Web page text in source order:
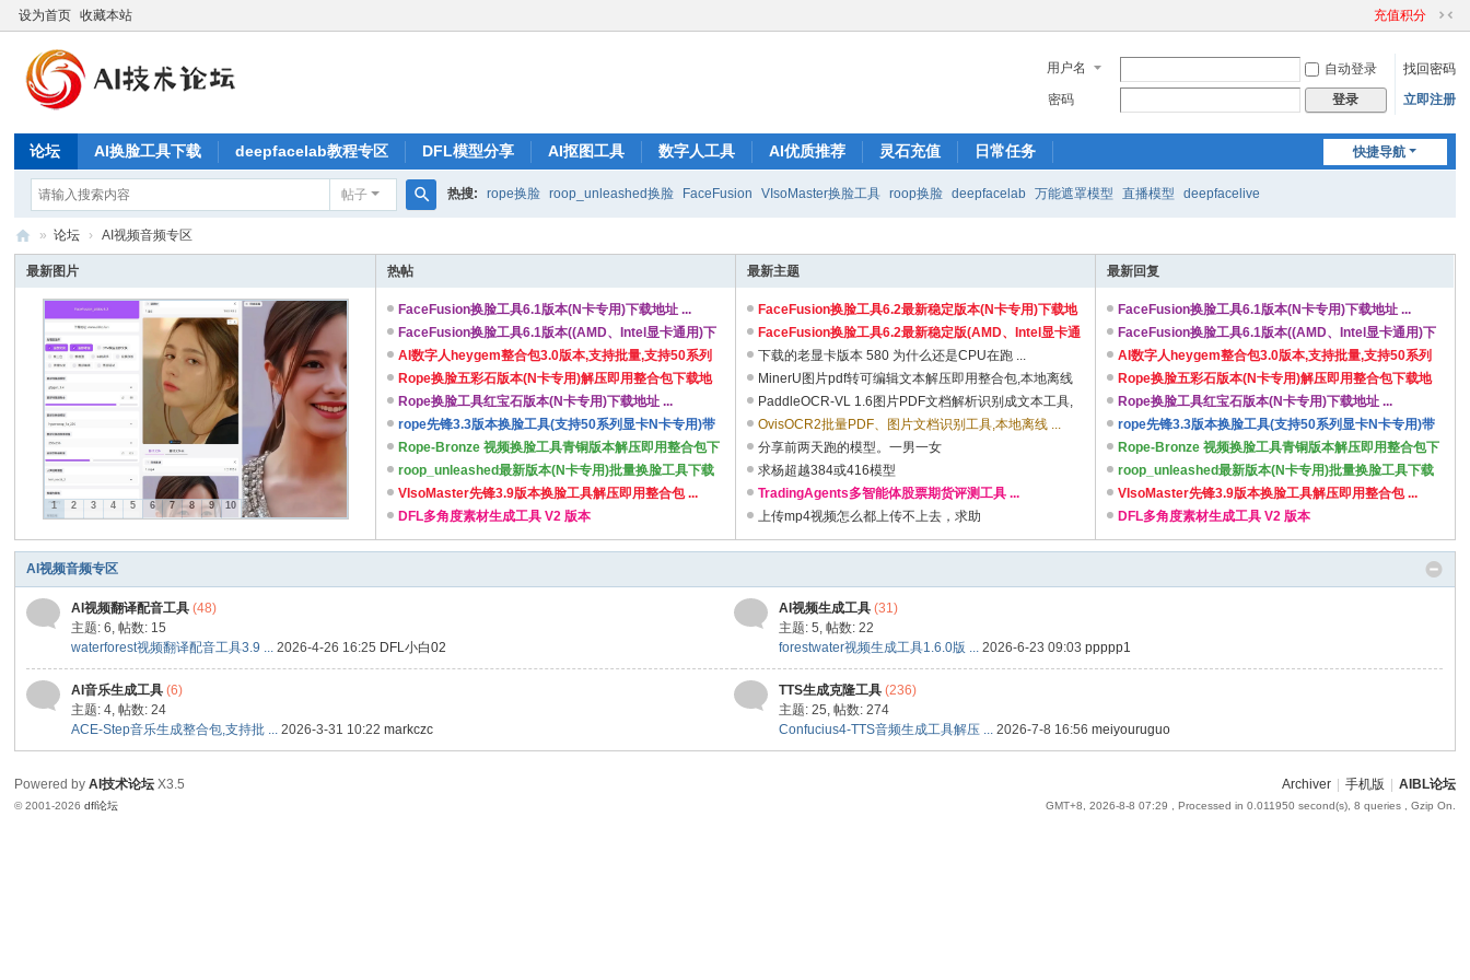
设为首页 收藏本站 充值积分
切
到
窄
用户名 自动登录
找回密码
密码
登录 立即注册
快捷导航
论坛 AI换脸工具下载 deepfacelab教程专区 DFL模型分享 AI抠图工具 数字人工具 AI优质推荐 灵石充值 日常任务
帖子
索
热搜: rope换脸 roop_unleashed换脸 FaceFusion VIsoMaster换脸工具 roop换脸 deepfacelab 万能遮罩模型 直播模型 deepfacelive
A
» 论坛 › AI视频音频专区
最新图片
1 2 3 4 5 6 7 8 9 10
热帖
FaceFusion换脸工具6.1版本(N卡专用)下载地址 ...
FaceFusion换脸工具6.1版本((AMD、Intel显卡通用)下
... AI数字人heygem整合包3.0版本,支持批量,支持50系列
... Rope换脸五彩石版本(N卡专用)解压即用整合包下载地
... Rope换脸工具红宝石版本(N卡专用)下载地址 ...
rope先锋3.3版本换脸工具(支持50系列显卡N卡专用)带
... Rope-Bronze 视频换脸工具青铜版本解压即用整合包下
... roop_unleashed最新版本(N卡专用)批量换脸工具下载
... VIsoMaster先锋3.9版本换脸工具解压即用整合包 ...
DFL多角度素材生成工具 V2 版本
最新主题
FaceFusion换脸工具6.2最新稳定版本(N卡专用)下载地
... FaceFusion换脸工具6.2最新稳定版(AMD、Intel显卡通
... 下载的老显卡版本 580 为什么还是CPU在跑 ...
MinerU图片pdf转可编辑文本解压即用整合包,本地离线
... PaddleOCR-VL 1.6图片PDF文档解析识别成文本工具,
本 ...OvisOCR2批量PDF、图片文档识别工具,本地离线 ...
分享前两天跑的模型。一男一女
求杨超越384或416模型
TradingAgents多智能体股票期货评测工具 ...
上传mp4视频怎么都上传不上去，求助
最新回复
FaceFusion换脸工具6.1版本(N卡专用)下载地址 ...
FaceFusion换脸工具6.1版本((AMD、Intel显卡通用)下
... AI数字人heygem整合包3.0版本,支持批量,支持50系列
... Rope换脸五彩石版本(N卡专用)解压即用整合包下载地
... Rope换脸工具红宝石版本(N卡专用)下载地址 ...
rope先锋3.3版本换脸工具(支持50系列显卡N卡专用)带
... Rope-Bronze 视频换脸工具青铜版本解压即用整合包下
... roop_unleashed最新版本(N卡专用)批量换脸工具下载
... VIsoMaster先锋3.9版本换脸工具解压即用整合包 ...
DFL多角度素材生成工具 V2 版本
AI视频音频专区
AI视频翻译配音工具 (48)
主题: 6,帖数: 15
waterforest视频翻译配音工具3.9 ... 2026-4-26 16:25 DFL小白02
AI视频生成工具 (31)
主题: 5,帖数: 22
forestwater视频生成工具1.6.0版 ... 2026-6-23 09:03ppppp1
AI音乐生成工具 (6)
主题: 4,帖数: 24
ACE-Step音乐生成整合包,支持批 ... 2026-3-31 10:22markczc
TTS生成克隆工具 (236)
主题: 25,帖数: 274
Confucius4-TTS音频生成工具解压 ... 2026-7-8 16:56meiyouruguo
Archiver 手机版 AIBL论坛
GMT+8, 2026-8-8 07:29 , Processed in 0.011950 second(s), 8 queries , Gzip On.
Powered byAI技术论坛 X3.5
© 2001-2026dfl论坛